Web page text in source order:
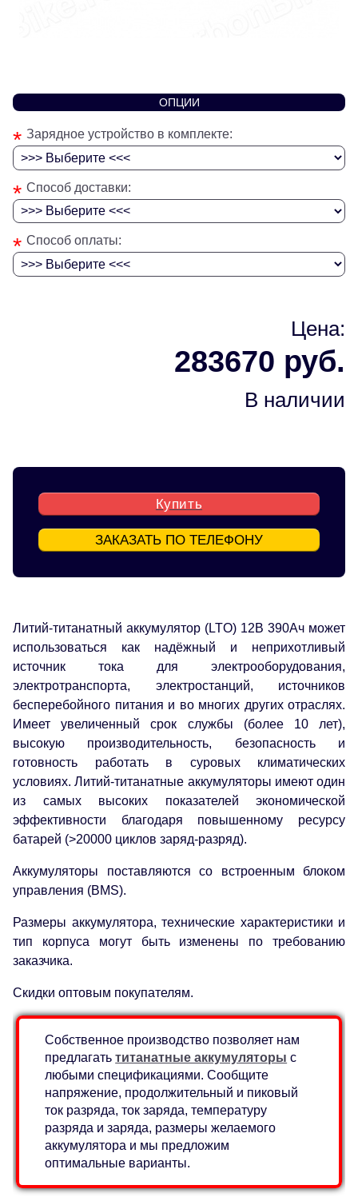
ОПЦИИ
* Зарядное устройство в комплекте:
* Способ доставки:
* Способ оплаты:
Цена:
283670 руб.
В наличии
Купить
ЗАКАЗАТЬ ПО ТЕЛЕФОНУ
Литий-титанатный аккумулятор (LTO) 12В 390Ач может
использоваться как надёжный и неприхотливый
источник тока для электрооборудования,
электротранспорта, электростанций, источников
бесперебойного питания и во многих других отраслях.
Имеет увеличенный срок службы (более 10 лет),
высокую производительность, безопасность и
готовность работать в суровых климатических
условиях. Литий-титанатные аккумуляторы имеют один
из самых высоких показателей экономической
эффективности благодаря повышенному ресурсу
батарей (>20000 циклов заряд-разряд).
Аккумуляторы поставляются со встроенным блоком
управления (BMS).
Размеры аккумулятора, технические характеристики и
тип корпуса могут быть изменены по требованию
заказчика.
Скидки оптовым покупателям.
Собственное производство позволяет нам
предлагатьтитанатные аккумуляторы с
любыми спецификациями. Сообщите
напряжение, продолжительный и пиковый
ток разряда, ток заряда, температуру
разряда и заряда, размеры желаемого
аккумулятора и мы предложим
оптимальные варианты.